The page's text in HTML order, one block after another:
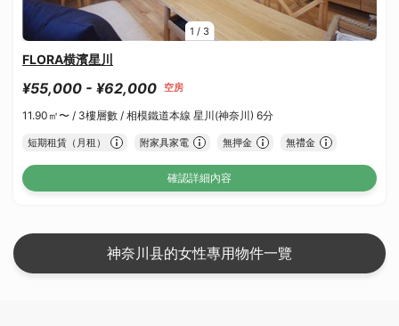
1 / 3
FLORA横濱星川
¥55,000 - ¥62,000 空房
11.90㎡〜 / 3樓層數 / 相模鐵道本線 星川(神奈川) 6分
短期租賃（月租） 附家具家電 無押金 無禮金
確認詳細內容
神奈川县的女性專用物件一覽